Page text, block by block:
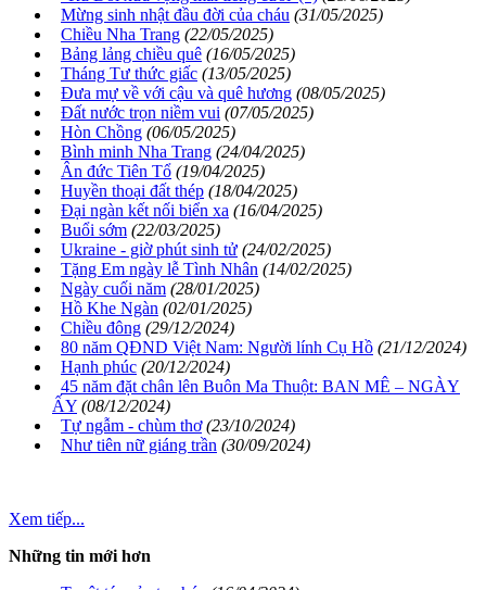
Mừng sinh nhật đầu đời của cháu (31/05/2025)
Chiều Nha Trang (22/05/2025)
Bảng lảng chiều quê (16/05/2025)
Tháng Tư thức giấc (13/05/2025)
Đưa mự về với cậu và quê hương (08/05/2025)
Đất nước trọn niềm vui (07/05/2025)
Hòn Chồng (06/05/2025)
Bình minh Nha Trang (24/04/2025)
Ân đức Tiên Tổ (19/04/2025)
Huyền thoại đất thép (18/04/2025)
Đại ngàn kết nối biển xa (16/04/2025)
Buổi sớm (22/03/2025)
Ukraine - giờ phút sinh tử (24/02/2025)
Tặng Em ngày lễ Tình Nhân (14/02/2025)
Ngày cuối năm (28/01/2025)
Hồ Khe Ngàn (02/01/2025)
Chiều đông (29/12/2024)
80 năm QĐND Việt Nam: Người lính Cụ Hồ (21/12/2024)
Hạnh phúc (20/12/2024)
45 năm đặt chân lên Buôn Ma Thuột: BAN MÊ – NGÀY
ẤY (08/12/2024)
Tự ngẫm - chùm thơ (23/10/2024)
Như tiên nữ giáng trần (30/09/2024)
Xem tiếp...
Những tin mới hơn